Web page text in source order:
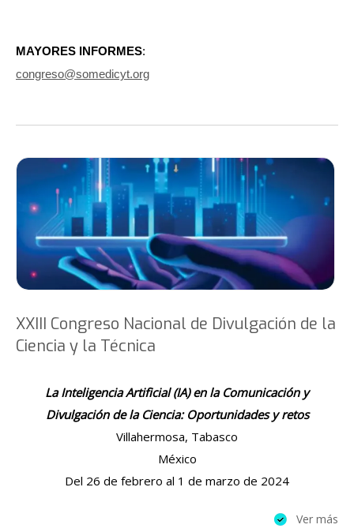
MAYORES INFORMES:
congreso@somedicyt.org
XXIII Congreso Nacional de Divulgación de la
Ciencia y la Técnica
La Inteligencia Artificial (IA) en la Comunicación y
Divulgación de la Ciencia: Oportunidades y retos
Villahermosa, Tabasco
México
Del 26 de febrero al 1 de marzo de 2024
Ver más